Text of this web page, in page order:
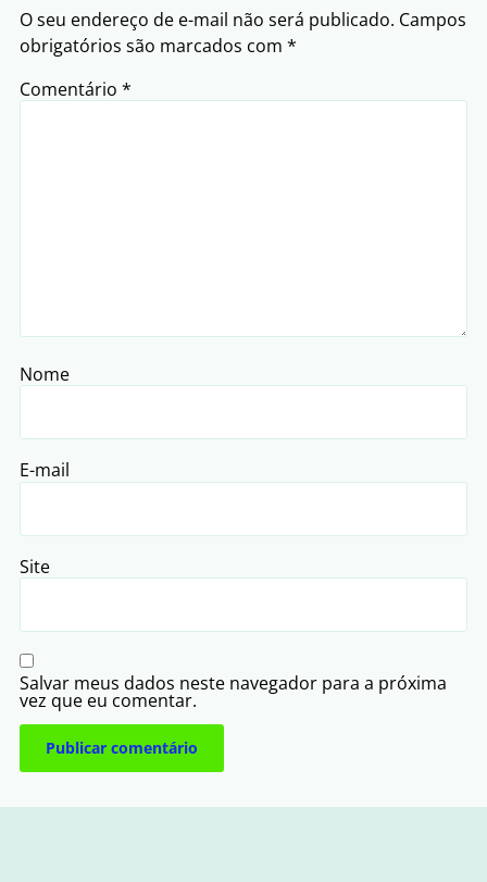
O seu endereço de e-mail não será publicado. Campos
obrigatórios são marcados com *
Comentário *
Nome
E-mail
Site
Salvar meus dados neste navegador para a próxima
vez que eu comentar.